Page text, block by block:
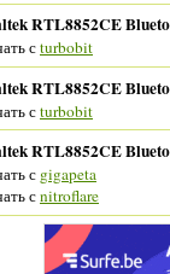
RTL8852CE
сturbobit
RTL8852CE
сturbobit
RTL8852CE
с gigapeta
сnitroflare